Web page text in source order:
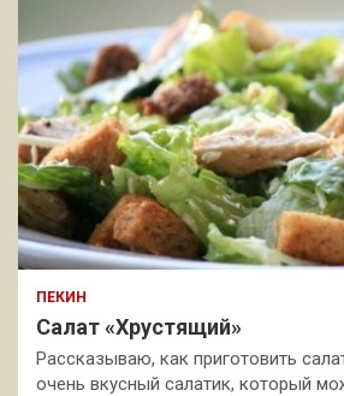
ПЕКИН
Салат «Хрустящий»
Рассказываю, как приготовить
очень вкусный салатик, который